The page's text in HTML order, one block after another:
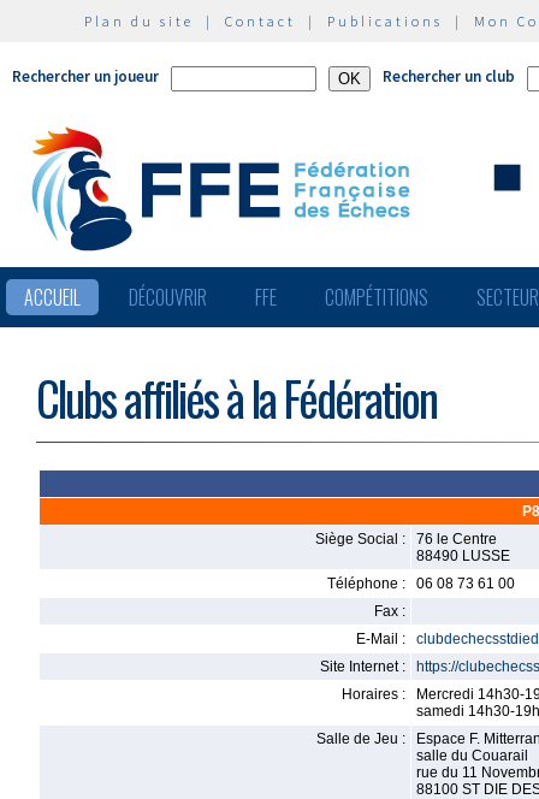
Plan du site | Contact | Publications | Mon
Rechercher un joueur Rechercher un club
ACCUEIL DÉCOUVRIR FFE COMPÉTITIONS
Clubs affiliés à la Fédération
Siège Social :
76 le Centre
88490 LUSSE
Téléphone :
06 08 73 61 00
Fax :
E-Mail :
Site Internet :
https://
Horaires :
Mercredi 14h30-
samedi 14h30-
Salle de Jeu :
Espace F.
salle du Couarail
rue du 11
88100 ST DIE